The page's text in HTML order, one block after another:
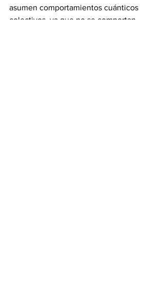
asumen comportamientos cuánticos
colectivos, ya que no se comportan